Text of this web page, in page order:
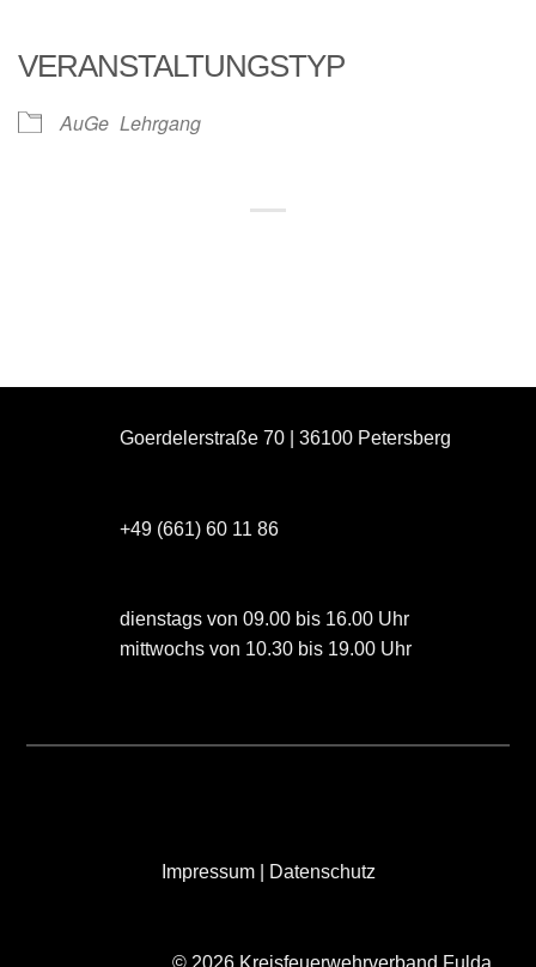
VERANSTALTUNGSTYP
AuGe Lehrgang
Goerdelerstraße 70 | 36100 Petersberg
+49 (661) 60 11 86
dienstags von 09.00 bis 16.00 Uhr
mittwochs von 10.30 bis 19.00 Uhr
Impressum| Datenschutz
© 2026 Kreisfeuerwehrverband Fulda